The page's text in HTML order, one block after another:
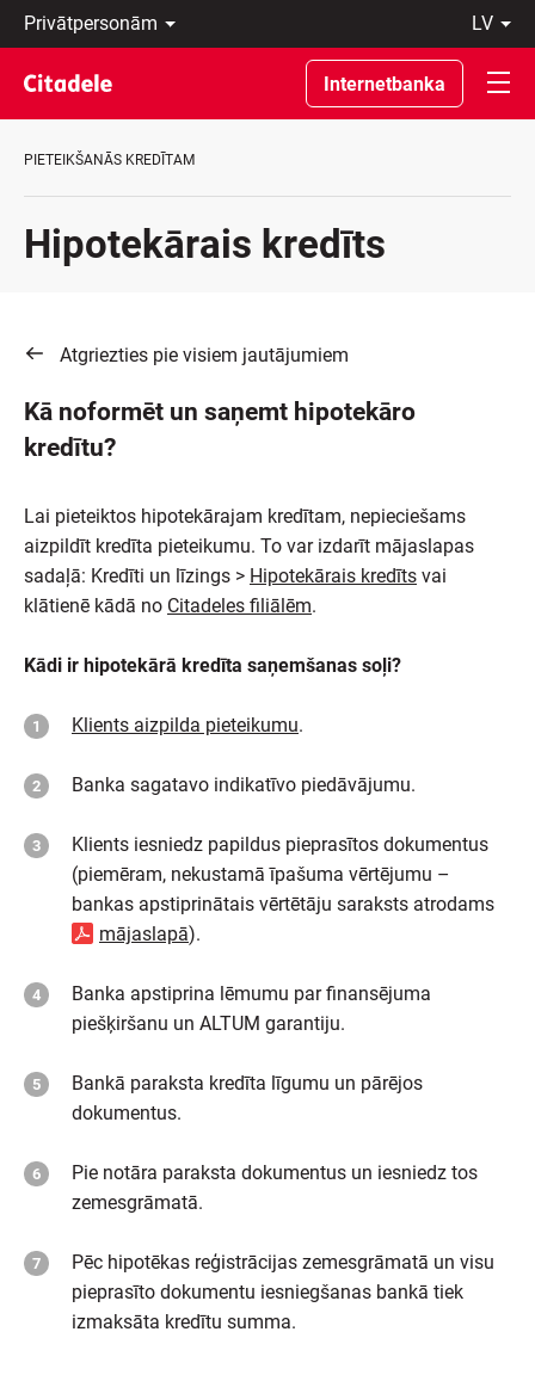
Privātpersonām
Uzņēmumiem
Private
Banking
Par
C
lv
Latviski
По-
русски
In
Internetbanka
PIETEIKŠANĀS KREDĪTAM
Hipotekārais kredīts
Atgriezties pie visiem jautājumiem
Kā noformēt un saņemt hipotekāro
kredītu?
Lai pieteiktos hipotekārajam kredītam, nepieciešams
aizpildīt kredīta pieteikumu. To var izdarīt mājaslapas
sadaļā: Kredīti un līzings > Hipotekārais kredīts vai
klātienē kādā no Citadeles filiālēm.
Kādi ir hipotekārā kredīta saņemšanas soļi?
Klients aizpilda pieteikumu.
Banka sagatavo indikatīvo piedāvājumu.
Klients iesniedz papildus pieprasītos dokumentus
(piemēram, nekustamā īpašuma vērtējumu –
bankas apstiprinātais vērtētāju saraksts atrodams
mājaslapā).
Banka apstiprina lēmumu par finansējuma
piešķiršanu un ALTUM garantiju.
Bankā paraksta kredīta līgumu un pārējos
dokumentus.
Pie notāra paraksta dokumentus un iesniedz tos
zemesgrāmatā.
Pēc hipotēkas reģistrācijas zemesgrāmatā un visu
pieprasīto dokumentu iesniegšanas bankā tiek
izmaksāta kredītu summa.